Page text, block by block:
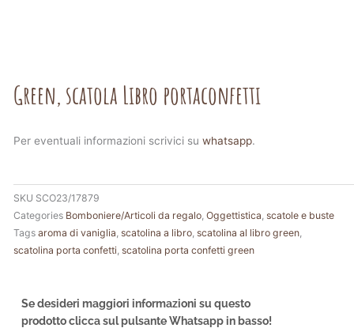
Green, scatola Libro portaconfetti
Per eventuali informazioni scrivici su whatsapp.
SKU SCO23/17879
Categories Bomboniere/Articoli da regalo Oggettistica scatole e buste
Tags aroma di vaniglia scatolina a libro scatolina al libro green
scatolina porta confetti scatolina porta confetti green
Se desideri maggiori informazioni su questo
prodotto clicca sul pulsante Whatsapp in basso!